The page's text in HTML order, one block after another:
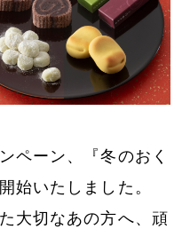
ペーン、『冬のおく
始いたしました。
大切なあの方へ、頑